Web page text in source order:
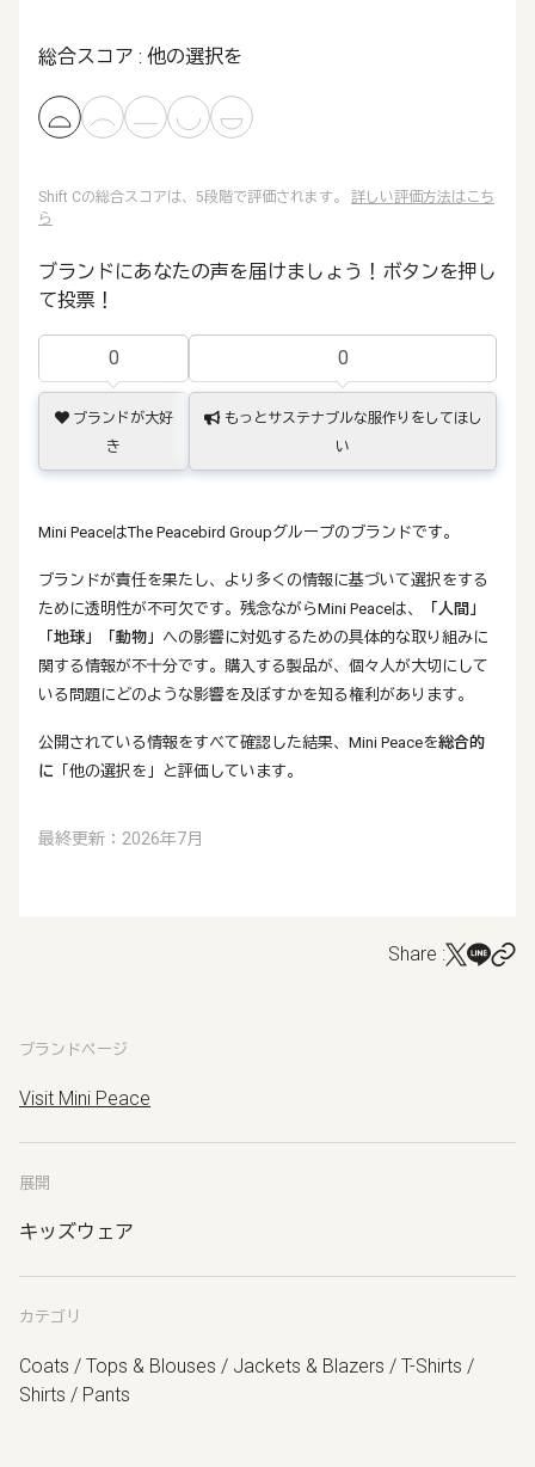
総合スコア : 他の選択を
Shift Cの総合スコアは、5段階で評価されます。 詳しい評価方法はこち
ら
ブランドにあなたの声を届けましょう！ボタンを押し
て投票！
0
ブランドが大好
き
0
もっとサステナブルな服作りをしてほし
い
Mini PeaceはThe Peacebird Groupグループのブランドです。
ブランドが責任を果たし、より多くの情報に基づいて選択をする
ために透明性が不可欠です。残念ながらMini Peaceは、
「人間」
「地球」
「動物」 への影響に対処するための具体的な取り組みに
関する情報が不十分です。購入する製品が、個々人が大切にして
いる問題にどのような影響を及ぼすかを知る権利があります。
公開されている情報をすべて確認した結果、Mini Peaceを総合的
に 「他の選択を」と評価しています。
最終更新：2026年7月
Share :
ブランドページ
Visit Mini Peace
展開
キッズウェア
カテゴリ
Coats / Tops & Blouses / Jackets & Blazers / T-Shirts /
Shirts / Pants